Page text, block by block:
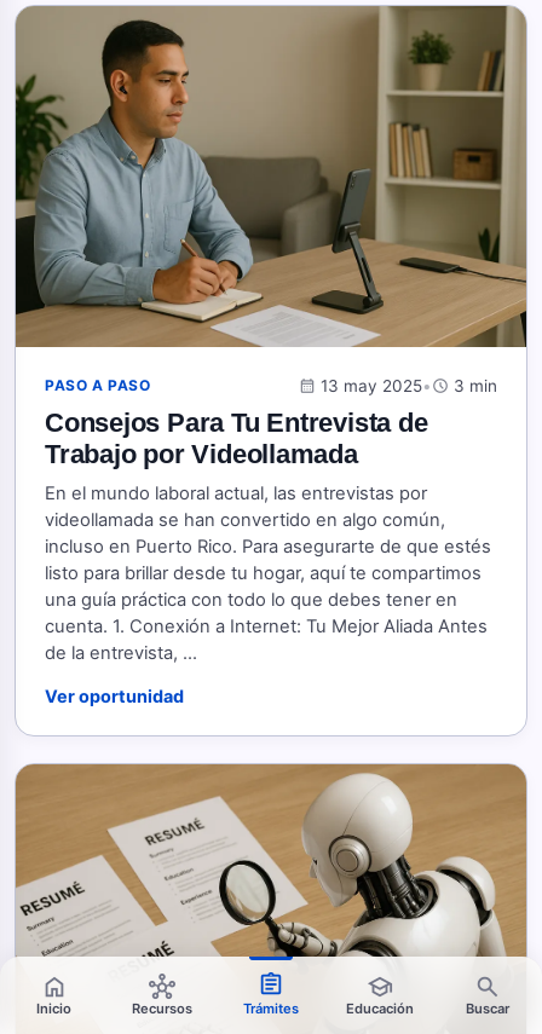
home
Inicio
hub
Recursos
assignment
Trámites
school
Educación
search
Buscar
PASO A PASO calendar_month 13 may 2025•schedule 3 min
Consejos Para Tu Entrevista de
Trabajo por Videollamada
En el mundo laboral actual, las entrevistas por
videollamada se han convertido en algo común,
incluso en Puerto Rico. Para asegurarte de que estés
listo para brillar desde tu hogar, aquí te compartimos
una guía práctica con todo lo que debes tener en
cuenta. 1. Conexión a Internet: Tu Mejor Aliada Antes
de la entrevista, ...
Ver oportunidad